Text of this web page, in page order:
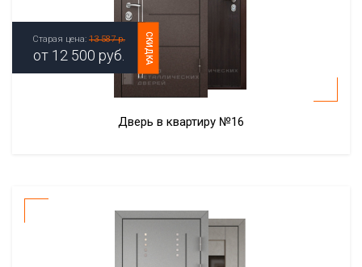
СКИДКА
Старая цена: 13 587 р.
от 12 500 руб.
Дверь в квартиру №16